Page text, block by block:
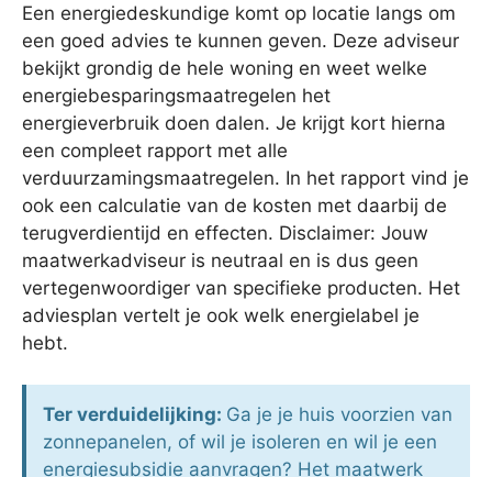
Een energiedeskundige komt op locatie langs om
een goed advies te kunnen geven. Deze adviseur
bekijkt grondig de hele woning en weet welke
energiebesparingsmaatregelen het
energieverbruik doen dalen. Je krijgt kort hierna
een compleet rapport met alle
verduurzamingsmaatregelen. In het rapport vind je
ook een calculatie van de kosten met daarbij de
terugverdientijd en effecten. Disclaimer: Jouw
maatwerkadviseur is neutraal en is dus geen
vertegenwoordiger van specifieke producten. Het
adviesplan vertelt je ook welk energielabel je
hebt.
Ter verduidelijking: Ga je je huis voorzien van
zonnepanelen, of wil je isoleren en wil je een
energiesubsidie aanvragen? Het maatwerk